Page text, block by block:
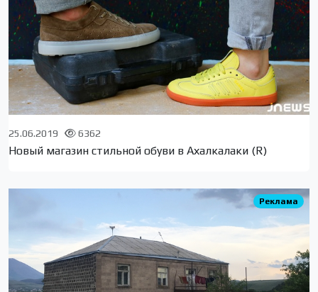
25.06.2019 6362
Новый магазин стильной обуви в Ахалкалаки (R)
Реклама